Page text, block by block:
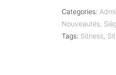
Categories:
Nouveautés,
Tags: Sitness,